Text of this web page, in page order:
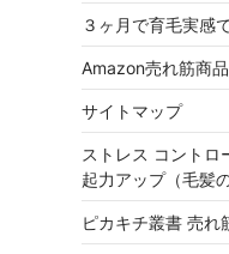
３ヶ月で育毛実感
Amazon売れ筋商
サイトマップ
ストレス コントロ
起力アップ（毛髪
ピカキチ叢書 売れ